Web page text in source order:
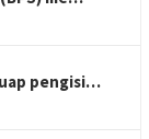
pengisi…